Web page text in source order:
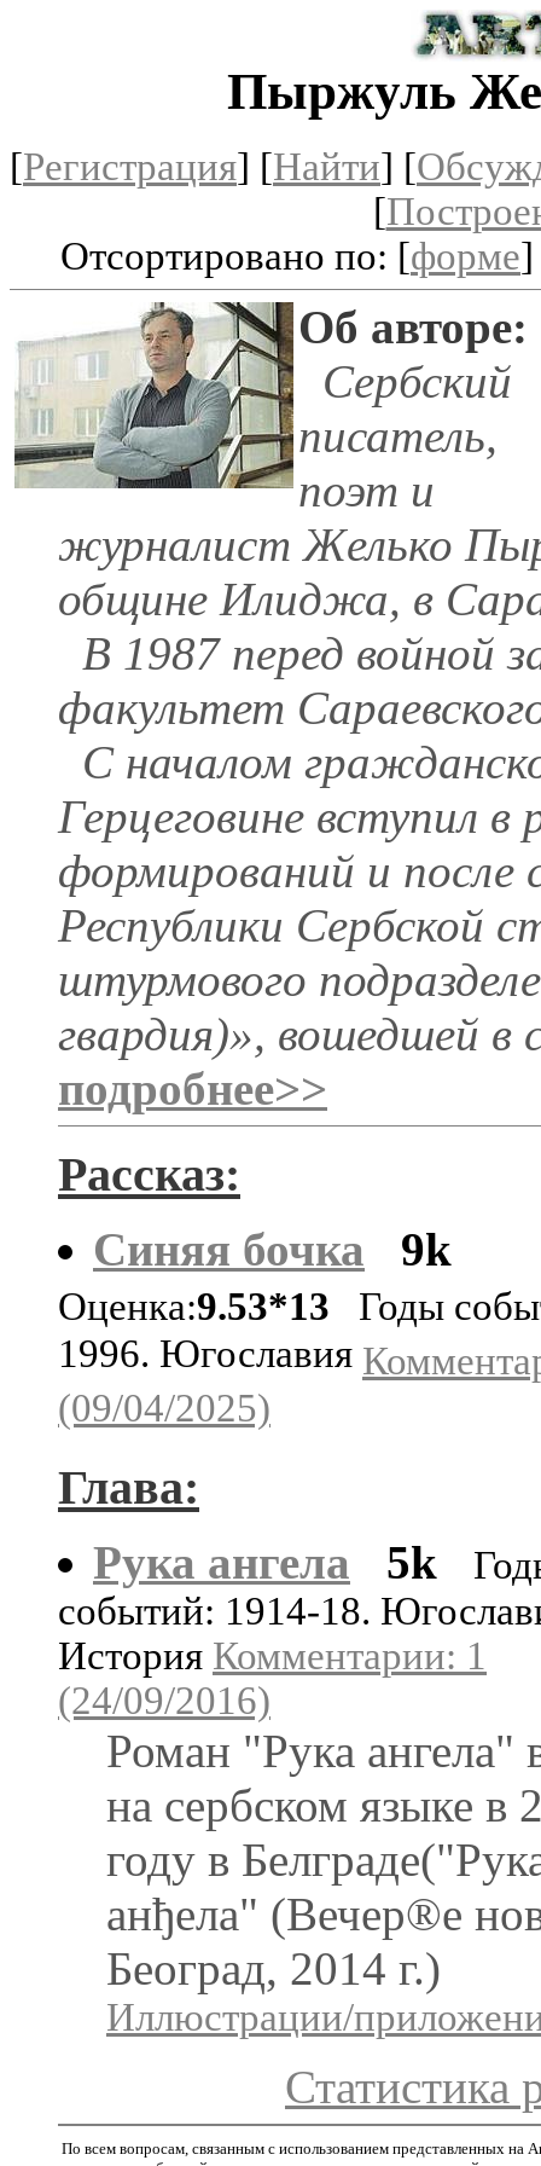
Пыржуль
[Регистрация] [Найти] [
[
Отсортировано по: [форме
Об авторе:
Сербский
писатель,
поэт и
журналист Желько
общине Илиджа, в
В 1987 перед войной
факультет
С началом
Герцеговине вступил
формирований и после
Республики Сербской
штурмового
гвардия)», вошедшей
подробнее>>
Рассказ:
Синяя бочка 9k
Оценка:9.53*13 Годы
1996. Югославия
(09/04/2025)
Глава:
Рука ангела 5k
событий: 1914-18.
История Комментарии: 1
(24/09/2016)
Роман "Рука ангела"
на сербском языке в
году в
анђела" (Вечер®е
Београд, 2014 г.)
Иллюстрации/
Статистика
По всем вопросам, связанным с использованием представленных на